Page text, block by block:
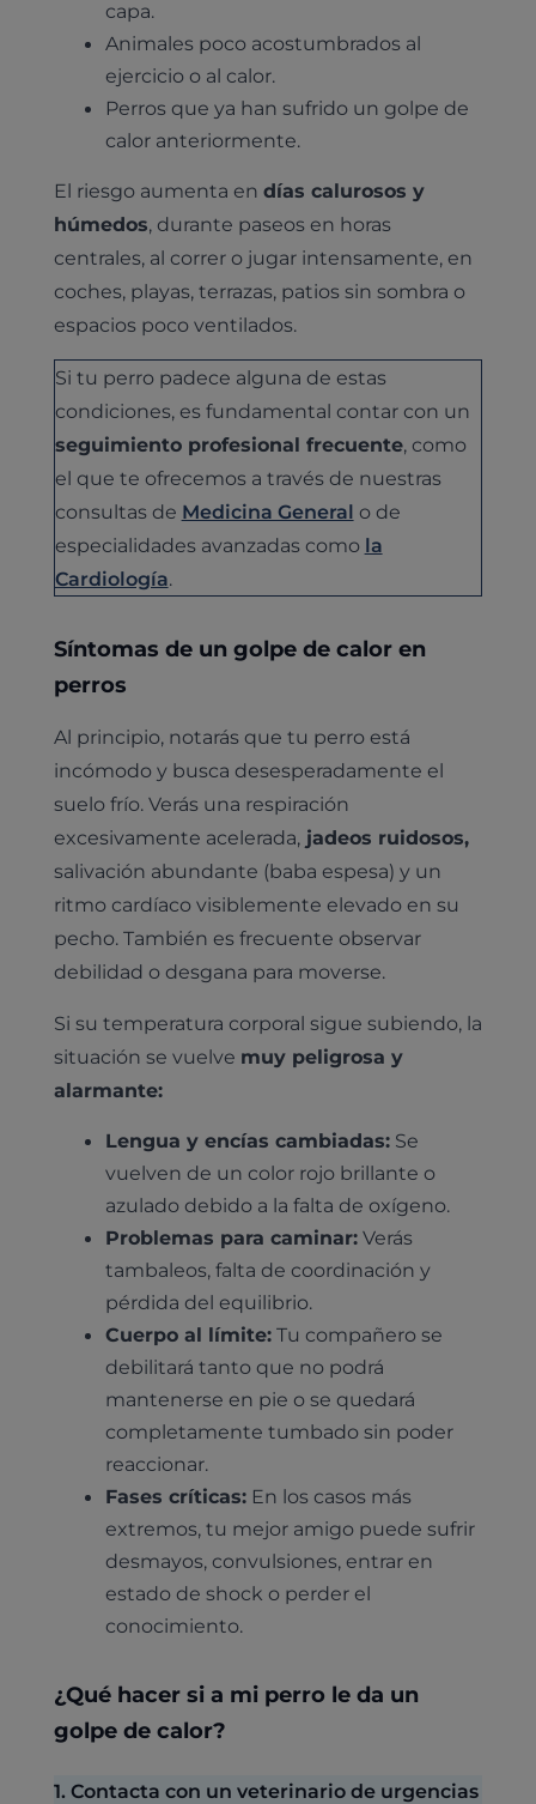
capa.
Animales poco acostumbrados al
ejercicio o al calor.
Perros que ya han sufrido un golpe de
calor anteriormente.
El riesgo aumenta en días calurosos y
húmedos, durante paseos en horas
centrales, al correr o jugar intensamente, en
coches, playas, terrazas, patios sin sombra o
espacios poco ventilados.
Si tu perro padece alguna de estas
condiciones, es fundamental contar con un
seguimiento profesional frecuente, como
el que te ofrecemos a través de nuestras
consultas de Medicina General o de
especialidades avanzadas como la
Cardiología.
Síntomas de un golpe de calor en
perros
Al principio, notarás que tu perro está
incómodo y busca desesperadamente el
suelo frío. Verás una respiración
excesivamente acelerada,jadeos ruidosos,
salivación abundante (baba espesa) y un
ritmo cardíaco visiblemente elevado en su
pecho. También es frecuente observar
debilidad o desgana para moverse.
Si su temperatura corporal sigue subiendo, la
situación se vuelve muy peligrosa y
alarmante:
Lengua y encías cambiadas: Se
vuelven de un color rojo brillante o
azulado debido a la falta de oxígeno.
Problemas para caminar: Verás
tambaleos, falta de coordinación y
pérdida del equilibrio.
Cuerpo al límite: Tu compañero se
debilitará tanto que no podrá
mantenerse en pie o se quedará
completamente tumbado sin poder
reaccionar.
Fases críticas: En los casos más
extremos, tu mejor amigo puede sufrir
desmayos, convulsiones, entrar en
estado de shock o perder el
conocimiento.
¿Qué hacer si a mi perro le da un
golpe de calor?
1. Contacta con un veterinario de urgencias